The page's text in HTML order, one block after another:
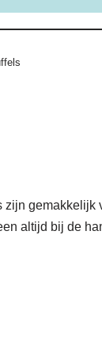
altijd bij de